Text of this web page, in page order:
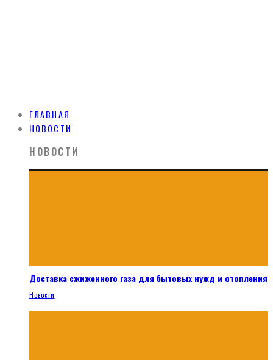
ГЛАВНАЯ
НОВОСТИ
НОВОСТИ
Доставка сжиженного газа для бытовых нужд и отопления
Новости